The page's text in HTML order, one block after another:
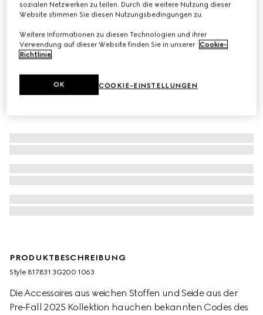
PRODUKTBESCHREIBUNG
Style ‎817831 3G200 1063
Die Accessoires aus weichen Stoffen und Seide aus der
Pre-Fall 2025 Kollektion hauchen bekannten Codes des
sozialen Netzwerken zu teilen. Durch die weitere Nutzung dieser
Website stimmen Sie diesen Nutzungsbedingungen zu.
Weitere Informationen zu diesen Technologien und ihrer
Verwendung auf dieser Website finden Sie in unserer Cookie-
Richtlinie.
COOKIE-EINSTELLUNGEN
OK